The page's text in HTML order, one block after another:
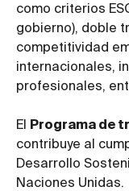
como criterios
gobierno), doble
competitividad
internacionales,
profesionales,
El
Programa de
contribuye al
Desarrollo
Naciones Unidas.